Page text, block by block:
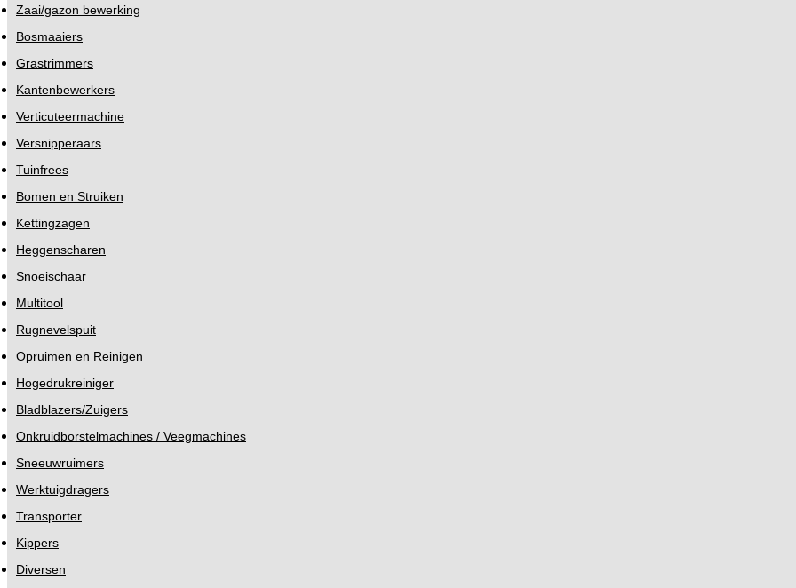
Zaai/gazon bewerking
Bosmaaiers
Grastrimmers
Kantenbewerkers
Verticuteermachine
Versnipperaars
Tuinfrees
Bomen en Struiken
Kettingzagen
Heggenscharen
Snoeischaar
Multitool
Rugnevelspuit
Opruimen en Reinigen
Hogedrukreiniger
Bladblazers/Zuigers
Onkruidborstelmachines / Veegmachines
Sneeuwruimers
Werktuigdragers
Transporter
Kippers
Diversen